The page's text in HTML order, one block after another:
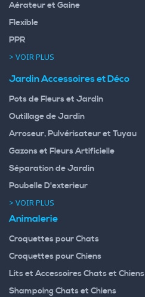
Aérateur et Gaine
Flexible
PPR
> VOIR PLUS
Jardin Accessoires et Déco
Pots de Fleurs et Jardin
Outillage de Jardin
Arroseur, Pulvérisateur et Tuyau
Gazons et Fleurs Artificielle
Séparation de Jardin
Poubelle D'exterieur
> VOIR PLUS
Animalerie
Croquettes pour Chats
Croquettes pour Chiens
Lits et Accessoires Chats et Chiens
Shampoing Chats et Chiens